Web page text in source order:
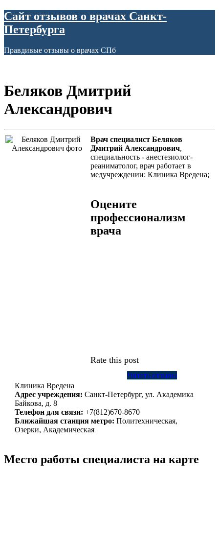
Сайт отзывов о врачах Санкт-
Петербурга
Правдивые отзывы о врачах СПб
Беляков Дмитрий
Александрович
Врач специалист Беляков
Дмитрий Александрович,
специальность - анестезиолог-
реаниматолог, врач работает в
медучреждении: Клиника Вредена;
Оцените
профессионализм
врача
Rate this post
Читать отзывы
Клиника Вредена
Адрес учреждения: Санкт-Петербург, ул. Академика
Байкова, д. 8
Телефон для связи: +7(812)670-8670
Ближайшая станция метро: Политехническая,
Озерки, Академическая
Место работы специалиста на карте